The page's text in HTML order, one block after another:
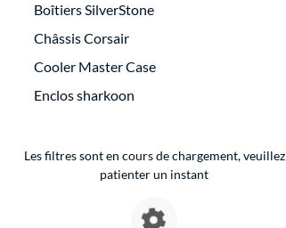
Boîtiers SilverStone
Châssis Corsair
Cooler Master Case
Enclos sharkoon
Les filtres sont en cours de chargement, veuillez
patienter un instant